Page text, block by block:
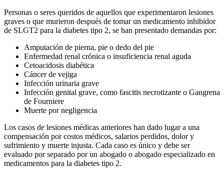
Personas o seres queridos de aquellos que experimentaron lesiones
graves o que murieron después de tomar un medicamento inhibidor
de SLGT2 para la diabetes tipo 2, se han presentado demandas por:
Amputación de pierna, pie o dedo del pie
Enfermedad renal crónica o insuficiencia renal aguda
Cetoacidosis diabética
Cáncer de vejiga
Infección urinaria grave
Infección genital grave, como fascitis necrotizante o Gangrena
de Fourniere
Muerte por negligencia
Los casos de lesiones médicas anteriores han dado lugar a una
compensación por costos médicos, salarios perdidos, dolor y
sufrimiento y muerte injusta. Cada caso es único y debe ser
evaluado por separado por un abogado o abogado especializado en
medicamentos para la diabetes tipo 2.